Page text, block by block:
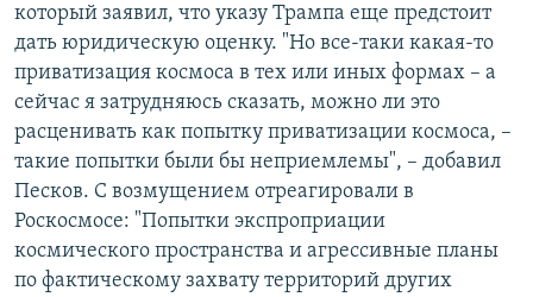
который заявил, что указу Трампа еще предстоит
дать юридическую оценку. "Но все-таки какая-то
приватизация космоса в тех или иных формах – а
сейчас я затрудняюсь сказать, можно ли это
расценивать как попытку приватизации космоса, –
такие попытки были бы неприемлемы", – добавил
Песков. С возмущением отреагировали в
Роскосмосе: "Попытки экспроприации
космического пространства и агрессивные планы
по фактическому захвату территорий других